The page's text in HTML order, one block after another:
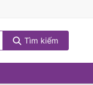
Tìm kiếm